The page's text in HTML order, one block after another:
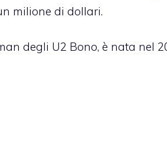
milione di dollari.
degli U2 Bono, è nata nel